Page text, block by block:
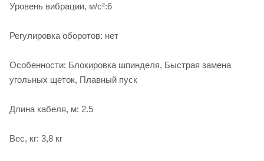
Уровень вибрации, м/с²:6
Регулировка оборотов: нет
Особенности: Блокировка шпинделя, Быстрая замена
угольных щеток, Плавный пуск
Длина кабеля, м: 2.5
Вес, кг: 3,8 кг